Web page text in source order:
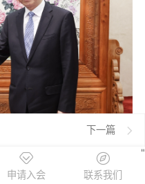
在北京会见越南国会
下一篇
申请入会 联系我们
"